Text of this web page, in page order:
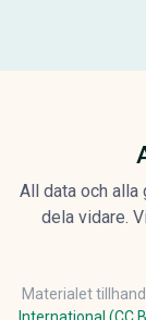
All data och alla
dela vidare.
Materialet